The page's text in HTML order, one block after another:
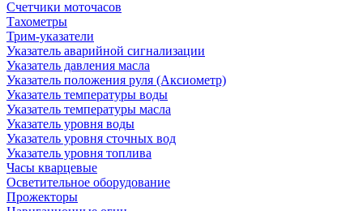
Счетчики моточасов
Тахометры
Трим-указатели
Указатель аварийной сигнализации
Указатель давления масла
Указатель положения руля (Аксиометр)
Указатель температуры воды
Указатель температуры масла
Указатель уровня воды
Указатель уровня сточных вод
Указатель уровня топлива
Часы кварцевые
Осветительное оборудование
Прожекторы